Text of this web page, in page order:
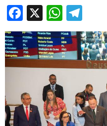
Facebook
X